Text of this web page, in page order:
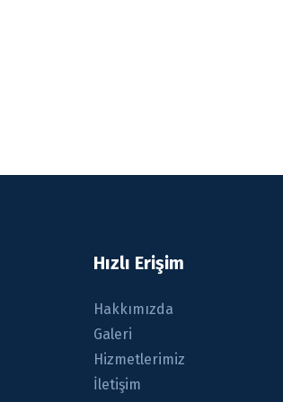
Hızlı Erişim
Hakkımızda
Galeri
Hizmetlerimiz
İletişim